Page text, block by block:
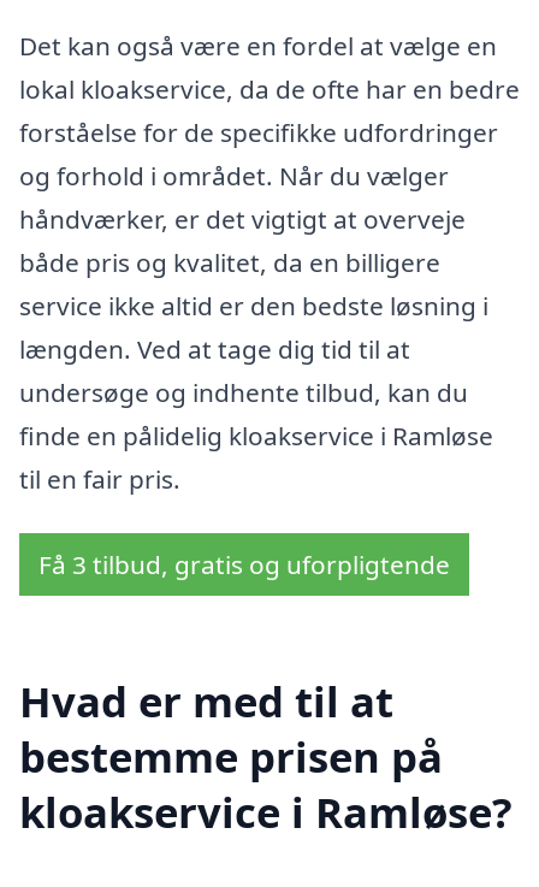
Det kan også være en fordel at vælge en
lokal kloakservice, da de ofte har en bedre
forståelse for de specifikke udfordringer
og forhold i området. Når du vælger
håndværker, er det vigtigt at overveje
både pris og kvalitet, da en billigere
service ikke altid er den bedste løsning i
længden. Ved at tage dig tid til at
undersøge og indhente tilbud, kan du
finde en pålidelig kloakservice i Ramløse
til en fair pris.
Få 3 tilbud, gratis og uforpligtende
Hvad er med til at
bestemme prisen på
kloakservice i Ramløse?